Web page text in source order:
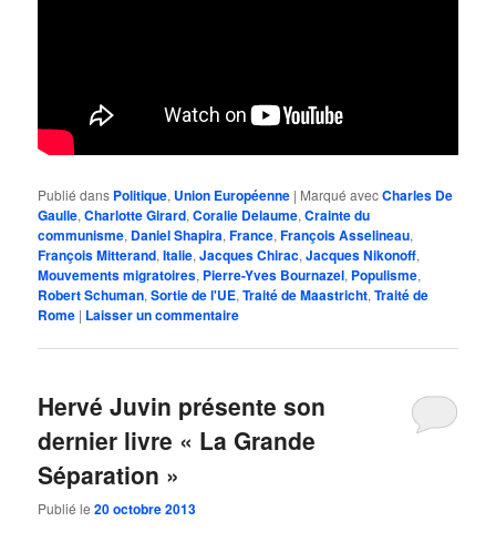
Publié dans Politique, Union Européenne | Marqué avecCharles De
Gaulle,Charlotte Girard,Coralie Delaume,Crainte du
communisme, Daniel Shapira,France,François Asselineau,
François Mitterand,Italie,Jacques Chirac,Jacques Nikonoff,
Mouvements migratoires, Pierre-Yves Bournazel, Populisme,
Robert Schuman,Sortie de l'UE,Traité de Maastricht,Traité de
Rome | Laisser un commentaire
Hervé Juvin présente son
dernier livre « La Grande
Séparation »
Publié le20 octobre 2013